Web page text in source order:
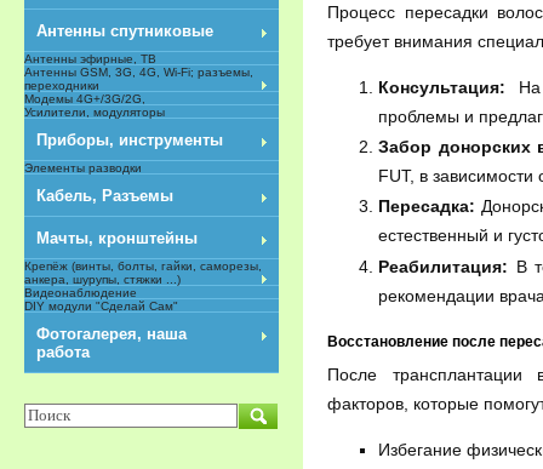
Процесс пересадки
требует внимания
Консультация: На
проблемы и
Забор донорских
FUT, в зависимости
Пересадка:
естественный и
Реабилитация: В
рекомендации
Восстановление после
После трансплантации
факторов, которые
Избегание
Антенны спутниковые
Антенны эфирные, ТВ
Антенны GSM, 3G, 4G, Wi-Fi; разъемы,
переходники
Модемы 4G+/3G/2G,
Усилители, модуляторы
Приборы, инструменты
Элементы разводки
Кабель, Разъемы
Мачты, кронштейны
Крепёж (винты, болты, гайки, саморезы,
анкера, шурупы, стяжки ...)
Видеонаблюдение
DIY модули "Сделай Сам"
Фотогалерея, наша
работа